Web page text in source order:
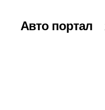
Авто портал